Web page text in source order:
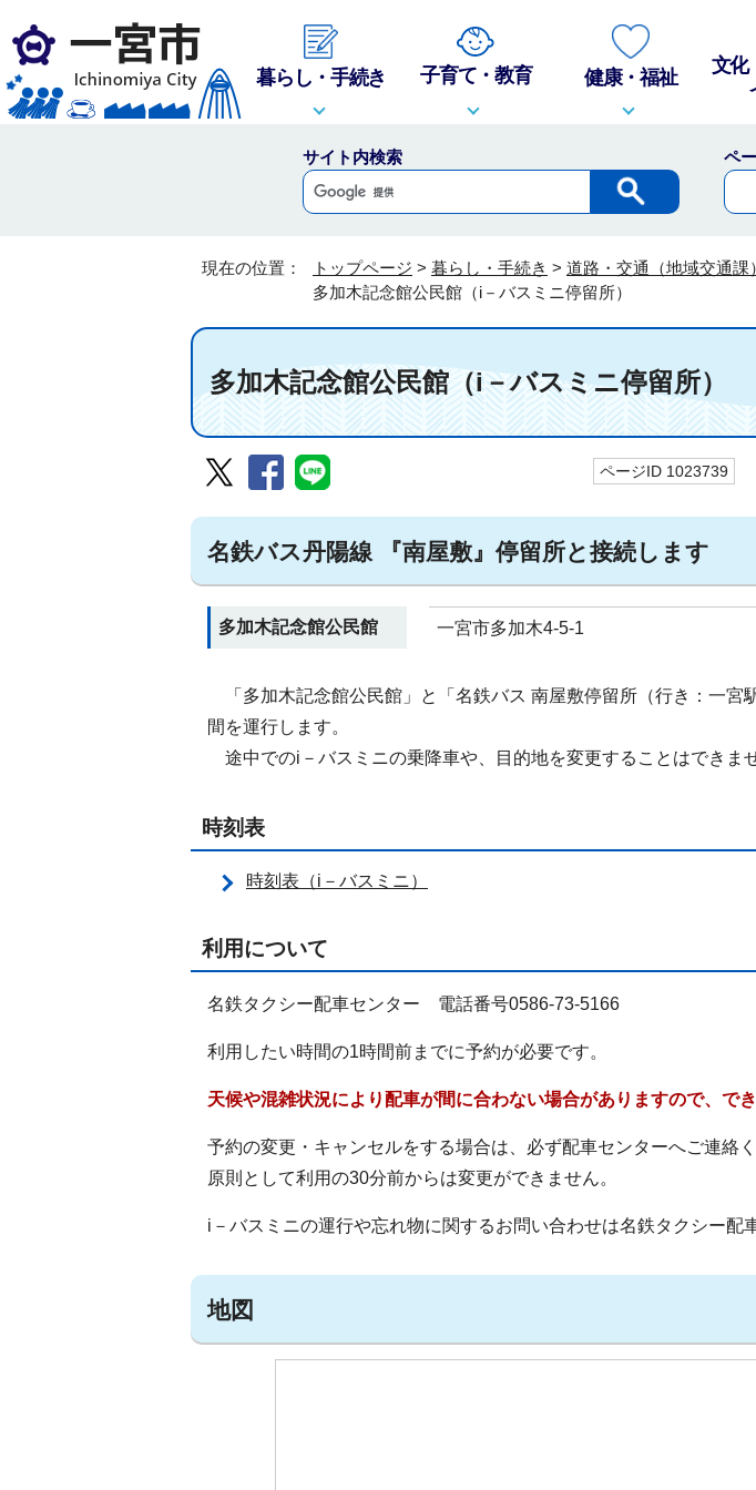
暮らし・手続き 子育て・教育 健康・福祉
文化
サイト内検索
ペ
現在の位置： トップページ > 暮らし・手続き > 道路・交通（地域交通課）
多加木記念館公民館（i－バスミニ停留所）
多加木記念館公民館（i－バスミニ停留所）
ページID 1023739
名鉄バス丹陽線 『南屋敷』停留所と接続します
多加木記念館公民館 一宮市多加木4-5-1
「多加木記念館公民館」と「名鉄バス 南屋敷停留所（行き：一宮
間を運行します。
途中でのi－バスミニの乗降車や、目的地を変更することはできませ
時刻表
時刻表（i－バスミニ）
利用について
名鉄タクシー配車センター 電話番号0586-73-5166
利用したい時間の1時間前までに予約が必要です。
天候や混雑状況により配車が間に合わない場合がありますので、で
予約の変更・キャンセルをする場合は、必ず配車センターへご連絡く
原則として利用の30分前からは変更ができません。
i－バスミニの運行や忘れ物に関するお問い合わせは名鉄タクシー配
地図